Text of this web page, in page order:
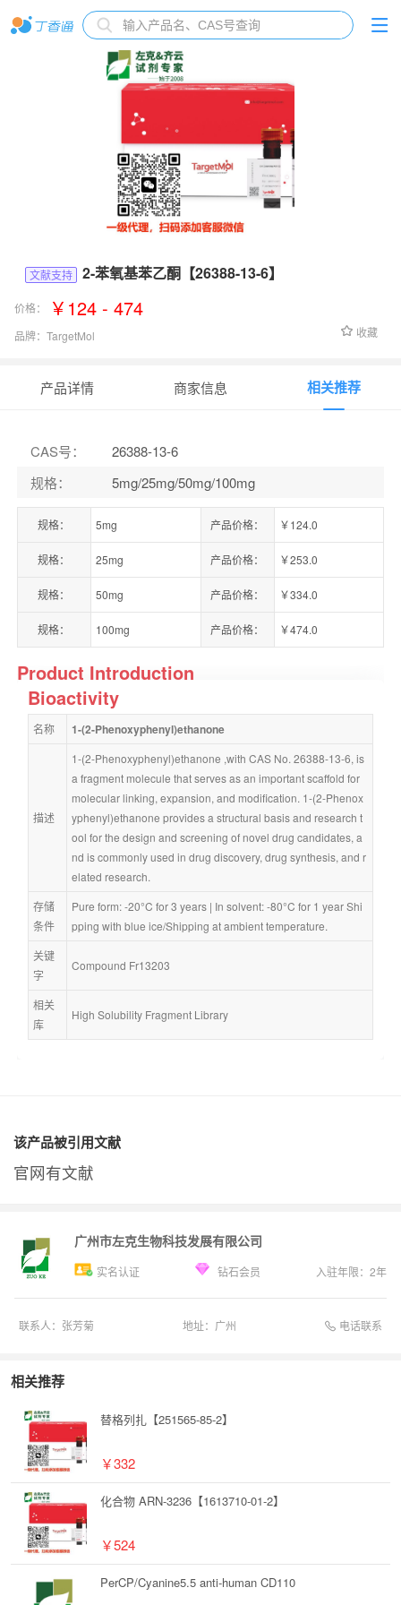
文献支持 2-苯氧基苯乙酮【26388-13-6】
价格： ￥124 - 474
品牌： TargetMol 收藏
产品详情 商家信息 相关推荐
CAS号：
26388-13-6
规格： 5mg/25mg/50mg/100mg
规格： 5mg 产品价格： ￥124.0
规格： 25mg 产品价格： ￥253.0
规格： 50mg 产品价格： ￥334.0
规格： 100mg 产品价格： ￥474.0
Product Introduction
Bioactivity
名称 1-(2-Phenoxyphenyl)ethanone
描述
1-(2-Phenoxyphenyl)ethanone ,with CAS No. 26388-13-6, is
a fragment molecule that serves as an important scaffold for
molecular linking, expansion, and modification. 1-(2-Phenox
yphenyl)ethanone provides a structural basis and research t
ool for the design and screening of novel drug candidates, a
nd is commonly used in drug discovery, drug synthesis, and r
elated research.
存储
条件
Pure form: -20°C for 3 years | In solvent: -80°C for 1 year Shi
pping with blue ice/Shipping at ambient temperature.
关键
字
Compound Fr13203
相关
库
High Solubility Fragment Library
该产品被引用文献
官网有文献
广州市左克生物科技发展有限公司
实名认证 钻石会员 入驻年限： 2年
联系人： 张芳菊 地址： 广州 电话联系
相关推荐
替格列扎【251565-85-2】
￥332
化合物 ARN-3236【1613710-01-2】
￥524
PerCP/Cyanine5.5 anti-human CD110